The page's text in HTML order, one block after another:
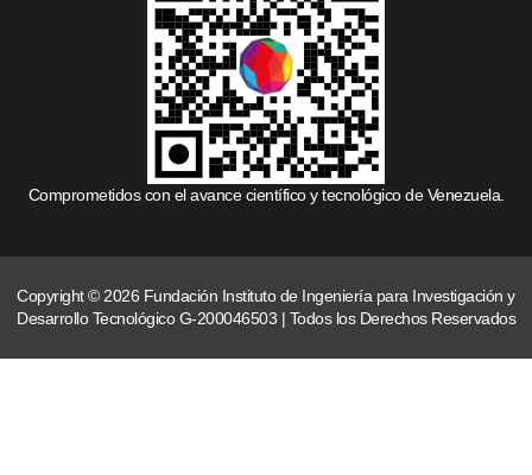
Comprometidos con el avance científico y tecnológico de Venezuela.
Copyright © 2026 Fundación Instituto de Ingeniería para Investigación y
Desarrollo Tecnológico G-200046503 | Todos los Derechos Reservados